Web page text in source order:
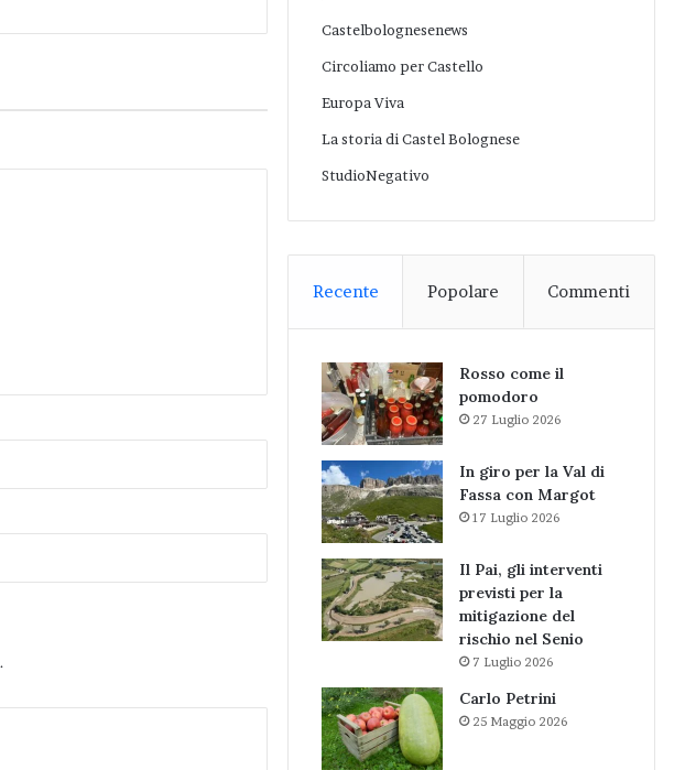
.
Castelbolognesenews
Circoliamo per Castello
Europa Viva
La storia di Castel Bolognese
StudioNegativo
Recente Popolare Commenti
Rosso come il
pomodoro
27 Luglio 2026
In giro per la Val di
Fassa con Margot
17 Luglio 2026
Il Pai, gli interventi
previsti per la
mitigazione del
rischio nel Senio
7 Luglio 2026
Carlo Petrini
25 Maggio 2026